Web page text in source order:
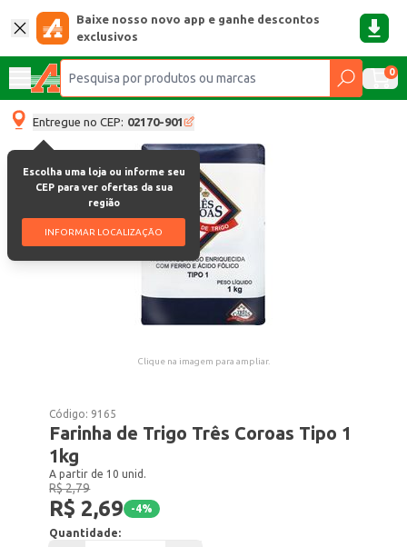
Baixe nosso novo app e ganhe descontos
exclusivos
0
Entregue no CEP: 02170-901
Escolha uma loja ou informe seu
CEP para ver ofertas da sua
região
INFORMAR LOCALIZAÇÃO
Clique na imagem para ampliar.
Código: 9165
Farinha de Trigo Três Coroas Tipo 1
1kg
A partir de 10 unid.
R$ 2,79
R$ 2,69 -4%
Quantidade: